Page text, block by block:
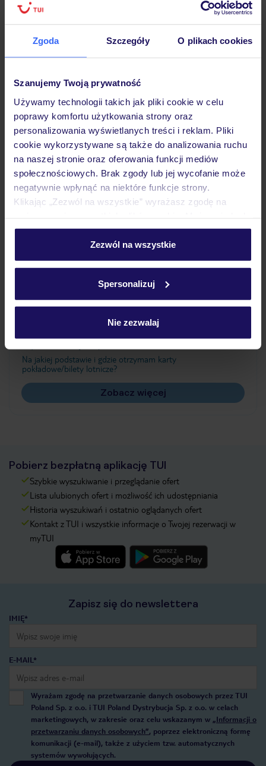
Zgoda Szczegóły O plikach cookies
Szanujemy Twoją prywatność
Używamy technologii takich jak pliki cookie w celu
poprawy komfortu użytkowania strony oraz
personalizowania wyświetlanych treści i reklam. Pliki
cookie wykorzystywane są także do analizowania ruchu
na naszej stronie oraz oferowania funkcji mediów
społecznościowych. Brak zgody lub jej wycofanie może
negatywnie wpłynąć na niektóre funkcje strony.
Klikając „Zezwól na wszystkie” wyrażasz zgodę na
personalizować swój wybór wchodząc w zakładkę
Szczegółowe informacje o plikach cookie znajdziesz
Zezwól na wszystkie
Spersonalizuj
Nie zezwalaj
Hotel
Opinie
Pokoje
Wyżywienie
Ważne informacje
Jak zmienić uczestników/osobę zgłaszającą?
Na jakiej podstawie i gdzie otrzymam karty
pokładowe/bilety lotnicze?
Zobacz więcej
Pobierz bezpłatną aplikację TUI
Szybkie wyszukiwanie i przeglądanie ofert
Lista ulubionych ofert i możliwość ich udostępniania
Historia wyszukiwań i ostatnio oglądanych ofert
Kontakt z TUI i wszystkie informacje o Twojej rezerwacji w
myTUI
Zapisz się do newslettera
IMIĘ*
E-MAIL*
Wyrażam zgodę na przetwarzanie danych osobowych przez TUI
Poland Sp. z o.o. i TUI Poland Dystrybucja Sp. z o.o. w celach
marketingowych, w zakresie oraz celu wskazanym w „Informacji o
przetwarzaniu danych osobowych”, poprzez elektroniczną formę
komunikacji (e-mail), także z użyciem tzw. automatycznych
systemów wywołujących.